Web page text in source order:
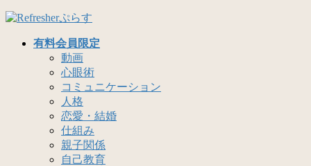
コ
ナ
有料会員限定
動画
心眼術
コミュニケーション
人格
恋愛・結婚
仕組み
親子関係
自己教育